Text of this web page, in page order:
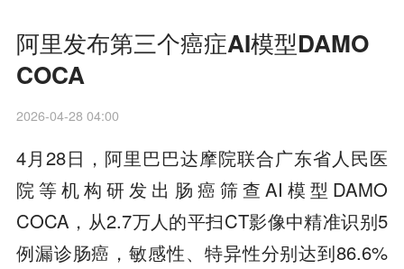
阿里发布第三个癌症AI模型DAMO
COCA
2026-04-28 04:00
4月28日，阿里巴巴达摩院联合广东省人民医
院等机构研发出肠癌筛查AI模型DAMO
COCA，从2.7万人的平扫CT影像中精准识别5
例漏诊肠癌，敏感性、特异性分别达到86.6%